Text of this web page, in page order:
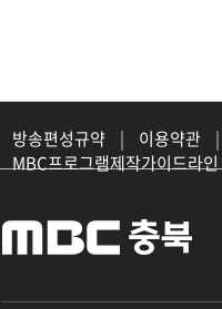
방송편성규약 | 이용약관 |
MBC프로그램제작가이드라인